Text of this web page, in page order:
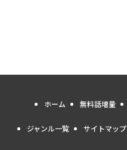
ホーム 無料話増量
ジャンル一覧 サイトマップ